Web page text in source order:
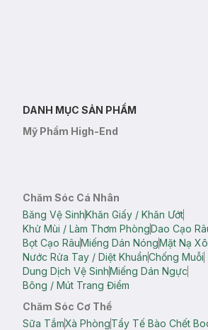
DANH MỤC SẢN PHẨM
Mỹ Phẩm High-End
Chăm Sóc Cá Nhân
Băng Vệ SinhKhăn Giấy / Khăn Ướt
Khử Mùi / Làm Thơm PhòngDao Cạo
Bọt Cạo RâuMiếng Dán NóngMặt Nạ
Nước Rửa Tay / Diệt KhuẩnChống Muỗi
Dung Dịch Vệ SinhMiếng Dán Ngực
Bông / Mút Trang Điểm
Chăm Sóc Cơ Thể
Sữa TắmXà PhòngTẩy Tế Bào Chết